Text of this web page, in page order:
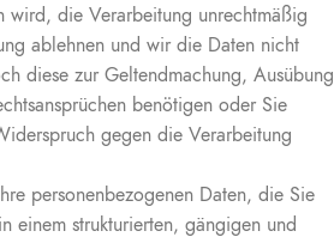
wird, die Verarbeitung unrechtmäßig
ablehnen und wir die Daten nicht
diese zur Geltendmachung, Ausübung
benötigen oder Sie
gegen die Verarbeitung
personenbezogenen Daten, die Sie
einem strukturierten, gängigen und